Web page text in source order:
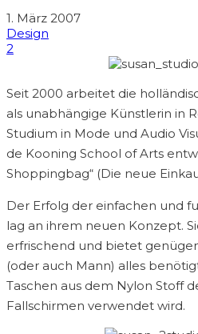
1. März 2007
Design
2
Seit 2000 arbeitet die
als unabhängige Künstlerin in
Studium in Mode und Audio
de Kooning School of Arts
Shoppingbag“ (Die neue
Der Erfolg der einfachen und
lag an ihrem neuen Konzept.
erfrischend und bietet
(oder auch Mann) alles
Taschen aus dem Nylon Stoff
Fallschirmen verwendet wird.